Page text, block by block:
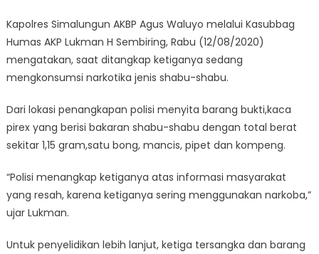
Kapolres Simalungun AKBP Agus Waluyo melalui Kasubbag
Humas AKP Lukman H Sembiring, Rabu (12/08/2020)
mengatakan, saat ditangkap ketiganya sedang
mengkonsumsi narkotika jenis shabu-shabu.
Dari lokasi penangkapan polisi menyita barang bukti,kaca
pirex yang berisi bakaran shabu-shabu dengan total berat
sekitar 1,15 gram,satu bong, mancis, pipet dan kompeng.
“Polisi menangkap ketiganya atas informasi masyarakat
yang resah, karena ketiganya sering menggunakan narkoba,”
ujar Lukman.
Untuk penyelidikan lebih lanjut, ketiga tersangka dan barang